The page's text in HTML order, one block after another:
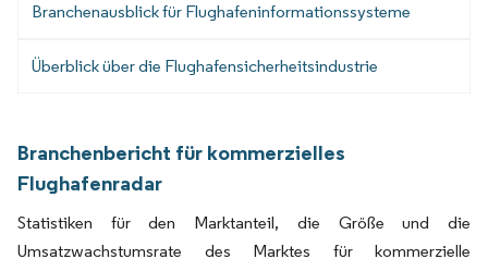
Branchenausblick für Flughafeninformationssysteme
Überblick über die Flughafensicherheitsindustrie
Branchenbericht für kommerzielles
Flughafenradar
Statistiken für den Marktanteil, die Größe und die
Umsatzwachstumsrate des Marktes für kommerzielle